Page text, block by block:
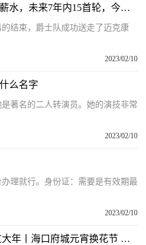
安吉又赢了！威少剩1620万薪水，未来7年内15首轮，今夏6千万空间
结束，爵士队成功送走了迈克康
2023/02/10
么名字
著名的二人转演员。她的演技非常
2023/02/10
理就行。身份证：需要是有效期最
2023/02/10
快资讯丨奋进自贸港 非遗过大年丨海口府城元宵换花节 热闹非凡的迎春盛会